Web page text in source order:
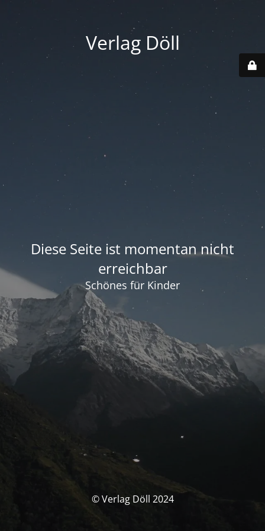
Verlag Döll
Diese Seite ist momentan nicht
erreichbar
Schönes für Kinder
© Verlag Döll 2024